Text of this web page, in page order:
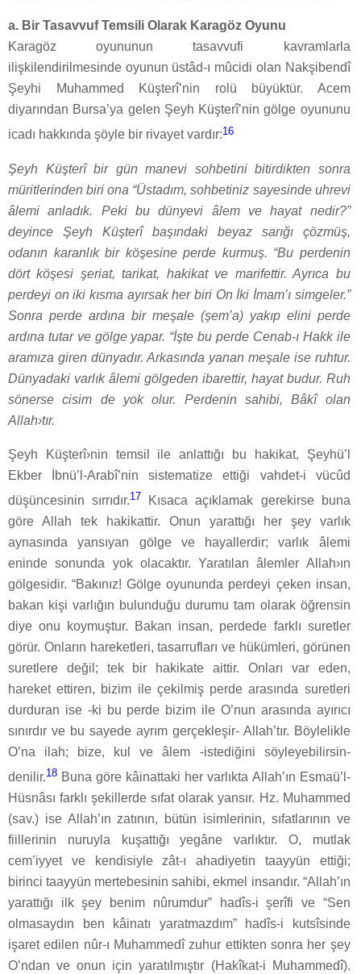
a. Bir Tasavvuf Temsili Olarak Karagöz Oyunu
Karagöz oyununun tasavvufi kavramlarla
ilişkilendirilmesinde oyunun üstâd-ı mûcidi olan Nakşibendî
Şeyhi Muhammed Küşterî’nin rolü büyüktür. Acem
diyarından Bursa’ya gelen Şeyh Küşterî’nin gölge oyununu
icadı hakkında şöyle bir rivayet vardır:16
Şeyh Küşterî bir gün manevi sohbetini bitirdikten sonra
müritlerinden biri ona “Üstadım, sohbetiniz sayesinde uhrevi
âlemi anladık. Peki bu dünyevi âlem ve hayat nedir?”
deyince Şeyh Küşterî başındaki beyaz sarığı çözmüş,
odanın karanlık bir köşesine perde kurmuş. “Bu perdenin
dört köşesi şeriat, tarikat, hakikat ve marifettir. Ayrıca bu
perdeyi on iki kısma ayırsak her biri On İki İmam’ı simgeler.”
Sonra perde ardına bir meşale (şem’a) yakıp elini perde
ardına tutar ve gölge yapar. “İşte bu perde Cenab-ı Hakk ile
aramıza giren dünyadır. Arkasında yanan meşale ise ruhtur.
Dünyadaki varlık âlemi gölgeden ibarettir, hayat budur. Ruh
sönerse cisim de yok olur. Perdenin sahibi, Bâkî olan
Allah›tır.
Şeyh Küşterî›nin temsil ile anlattığı bu hakikat, Şeyhü’l
Ekber İbnü’l-Arabî’nin sistematize ettiği vahdet-i vücûd
düşüncesinin sırrıdır.17 Kısaca açıklamak gerekirse buna
göre Allah tek hakikattir. Onun yarattığı her şey varlık
aynasında yansıyan gölge ve hayallerdir; varlık âlemi
eninde sonunda yok olacaktır. Yaratılan âlemler Allah›ın
gölgesidir. “Bakınız! Gölge oyununda perdeyi çeken insan,
bakan kişi varlığın bulunduğu durumu tam olarak öğrensin
diye onu koymuştur. Bakan insan, perdede farklı suretler
görür. Onların hareketleri, tasarrufları ve hükümleri, görünen
suretlere değil; tek bir hakikate aittir. Onları var eden,
hareket ettiren, bizim ile çekilmiş perde arasında suretleri
durduran ise -ki bu perde bizim ile O’nun arasında ayırıcı
sınırdır ve bu sayede ayrım gerçekleşir- Allah’tır. Böylelikle
O’na ilah; bize, kul ve âlem -istediğini söyleyebilirsin-
denilir.18 Buna göre kâinattaki her varlıkta Allah’ın Esmaü’l-
Hüsnâsı farklı şekillerde sıfat olarak yansır. Hz. Muhammed
(sav.) ise Allah’ın zatının, bütün isimlerinin, sıfatlarının ve
fiillerinin nuruyla kuşattığı yegâne varlıktır. O, mutlak
cem’iyyet ve kendisiyle zât-ı ahadiyetin taayyün ettiği;
birinci taayyün mertebesinin sahibi, ekmel insandır. “Allah’ın
yarattığı ilk şey benim nûrumdur” hadîs-i şerîfi ve “Sen
olmasaydın ben kâinatı yaratmazdım” hadîs-i kutsîsinde
işaret edilen nûr-ı Muhammedî zuhur ettikten sonra her şey
O’ndan ve onun için yaratılmıştır (Hakîkat-i Muhammedî).